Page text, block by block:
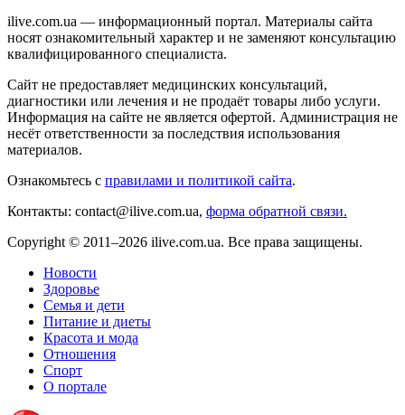
ilive.com.ua — информационный портал. Материалы сайта
носят ознакомительный характер и не заменяют консультацию
квалифицированного специалиста.
Сайт не предоставляет медицинских консультаций,
диагностики или лечения и не продаёт товары либо услуги.
Информация на сайте не является офертой. Администрация не
несёт ответственности за последствия использования
материалов.
Ознакомьтесь с правилами и политикой сайта.
Контакты: contact@ilive.com.ua, форма обратной связи.
Copyright © 2011–2026 ilive.com.ua. Все права защищены.
Новости
Здоровье
Семья и дети
Питание и диеты
Красота и мода
Отношения
Спорт
О портале